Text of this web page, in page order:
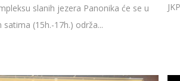
slanih jezera Panonika će se u
(15h.-17h.) održa...